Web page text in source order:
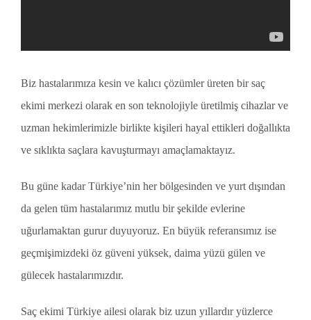
Biz hastalarımıza kesin ve kalıcı çözümler üreten bir saç
ekimi merkezi olarak en son teknolojiyle üretilmiş cihazlar ve
uzman hekimlerimizle birlikte kişileri hayal ettikleri doğallıkta
ve sıklıkta saçlara kavuşturmayı amaçlamaktayız.
Bu güne kadar Türkiye’nin her bölgesinden ve yurt dışından
da gelen tüm hastalarımız mutlu bir şekilde evlerine
uğurlamaktan gurur duyuyoruz. En büyük referansımız ise
geçmişimizdeki öz güveni yüksek, daima yüzü gülen ve
gülecek hastalarımızdır.
Saç ekimi Türkiye ailesi olarak biz uzun yıllardır yüzlerce